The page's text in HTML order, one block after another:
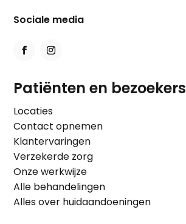
Sociale media
Patiënten en bezoekers
Locaties
Contact opnemen
Klantervaringen
Verzekerde zorg
Onze werkwijze
Alle behandelingen
Alles over huidaandoeningen